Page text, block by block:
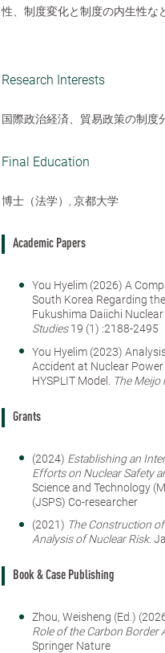
性、制度変化と制度の内生性な
Research Interests
国際政治経済、貿易政策の制度
Final Education
博士（法学）, 京都大学
Academic Papers
You Hyelim (2026) A
South Korea Regarding
Fukushima Daiichi Nuclear
Studies19 (1) :2188-2495
You Hyelim (2023)
Accident at Nuclear
HYSPLIT Model. The Meijo
Grants
(2024) Establishing an
Efforts on Nuclear Safety
Science and Technology
(JSPS) Co-researcher
(2021) The Construction
Analysis of Nuclear Risk.
Book & Case Publishing
Zhou, Weisheng (Ed.)
Role of the Carbon Border
Springer Nature